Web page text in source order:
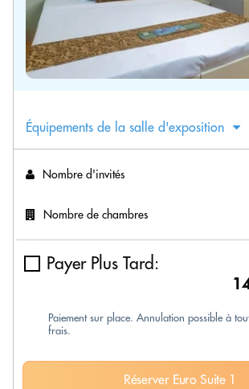
Équipements de la salle d'exposition
Nombre d'invités
Nombre de chambres
Payer Plus Tard:
Paiement sur place. Annulation possible à
frais.
Réserver Euro Suite 1